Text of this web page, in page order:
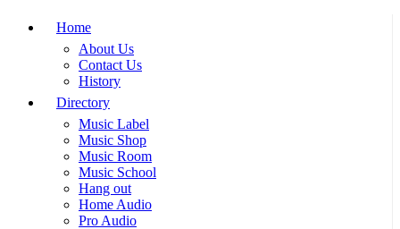
Home
About Us
Contact Us
History
Directory
Music Label
Music Shop
Music Room
Music School
Hang out
Home Audio
Pro Audio